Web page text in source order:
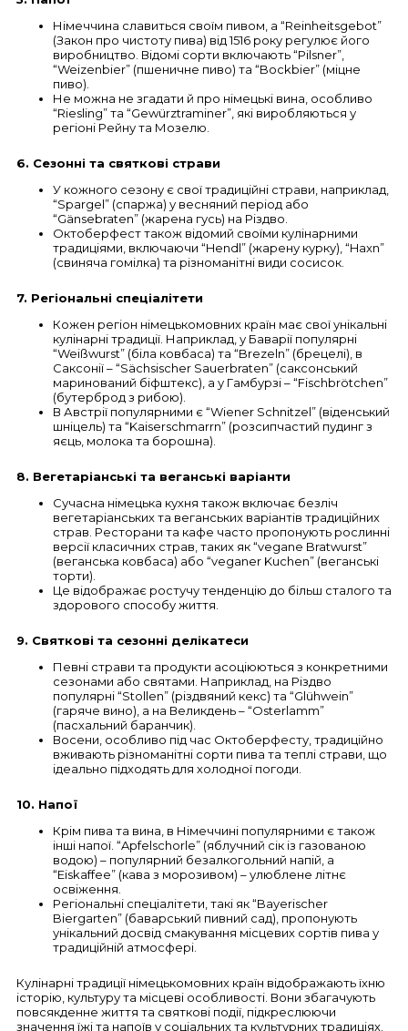
Німеччина славиться своїм пивом, а “Reinheitsgebot”
(Закон про чистоту пива) від 1516 року регулює його
виробництво. Відомі сорти включають “Pilsner”,
“Weizenbier” (пшеничне пиво) та “Bockbier” (міцне
пиво).
Не можна не згадати й про німецькі вина, особливо
“Riesling” та “Gewürztraminer”, які виробляються у
регіоні Рейну та Мозелю.
6. Сезонні та святкові страви
У кожного сезону є свої традиційні страви, наприклад,
“Spargel” (спаржа) у весняний період або
“Gänsebraten” (жарена гусь) на Різдво.
Октоберфест також відомий своїми кулінарними
традиціями, включаючи “Hendl” (жарену курку), “Haxn”
(свиняча гомілка) та різноманітні види сосисок.
7. Регіональні спеціалітети
Кожен регіон німецькомовних країн має свої унікальні
кулінарні традиції. Наприклад, у Баварії популярні
“Weißwurst” (біла ковбаса) та “Brezeln” (брецелі), в
Саксонії – “Sächsischer Sauerbraten” (саксонський
маринований біфштекс), а у Гамбурзі – “Fischbrötchen”
(бутерброд з рибою).
В Австрії популярними є “Wiener Schnitzel” (віденський
шніцель) та “Kaiserschmarrn” (розсипчастий пудинг з
яєць, молока та борошна).
8. Вегетаріанські та веганські варіанти
Сучасна німецька кухня також включає безліч
вегетаріанських та веганських варіантів традиційних
страв. Ресторани та кафе часто пропонують рослинні
версії класичних страв, таких як “vegane Bratwurst”
(веганська ковбаса) або “veganer Kuchen” (веганські
торти).
Це відображає ростучу тенденцію до більш сталого та
здорового способу життя.
9. Святкові та сезонні делікатеси
Певні страви та продукти асоціюються з конкретними
сезонами або святами. Наприклад, на Різдво
популярні “Stollen” (різдвяний кекс) та “Glühwein”
(гаряче вино), а на Великдень – “Osterlamm”
(пасхальний баранчик).
Восени, особливо під час Октоберфесту, традиційно
вживають різноманітні сорти пива та теплі страви, що
ідеально підходять для холодної погоди.
10. Напої
Крім пива та вина, в Німеччині популярними є також
інші напої. “Apfelschorle” (яблучний сік із газованою
водою) – популярний безалкогольний напій, а
“Eiskaffee” (кава з морозивом) – улюблене літнє
освіження.
Регіональні спеціалітети, такі як “Bayerischer
Biergarten” (баварський пивний сад), пропонують
унікальний досвід смакування місцевих сортів пива у
традиційній атмосфері.
Кулінарні традиції німецькомовних країн відображають їхню
історію, культуру та місцеві особливості. Вони збагачують
повсякденне життя та святкові події, підкреслюючи
значення їжі та напоїв у соціальних та культурних традиціях.